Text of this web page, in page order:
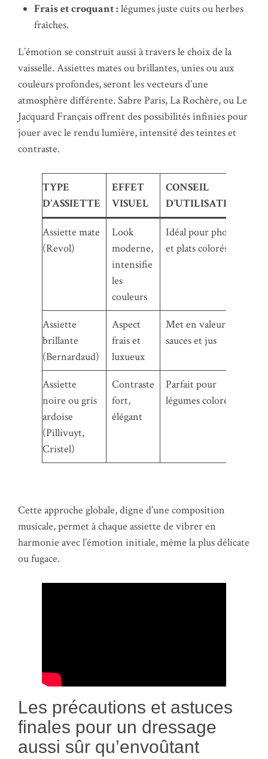
Frais et croquant : légumes juste cuits ou herbes
fraîches.
L’émotion se construit aussi à travers le choix de la
vaisselle. Assiettes mates ou brillantes, unies ou aux
couleurs profondes, seront les vecteurs d’une
atmosphère différente. Sabre Paris, La Rochère, ou Le
Jacquard Français offrent des possibilités infinies pour
jouer avec le rendu lumière, intensité des teintes et
contraste.
TYPE
D’ASSIETTE
EFFET
VISUEL
CONSEIL
D’UTILISATION
Assiette mate
(Revol)
Look
moderne,
intensifie
les
couleurs
Idéal pour photo
et plats colorés
Assiette
brillante
(Bernardaud)
Aspect
frais et
luxueux
Met en valeur
sauces et jus
Assiette
noire ou gris
ardoise
(Pillivuyt,
Cristel)
Contraste
fort,
élégant
Parfait pour
légumes colorés
Cette approche globale, digne d’une composition
musicale, permet à chaque assiette de vibrer en
harmonie avec l’émotion initiale, même la plus délicate
ou fugace.
Les précautions et astuces
finales pour un dressage
aussi sûr qu’envoûtant